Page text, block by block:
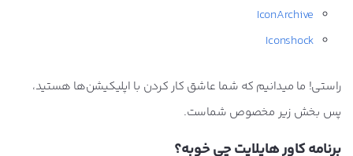
IconArchive
Iconshock
راستی! ما میدانیم که شما عاشق کار کردن با اپلیکیشن‌ها هستید،
پس بخش زیر مخصوص شماست.
برنامه کاور هایلایت چی خوبه؟